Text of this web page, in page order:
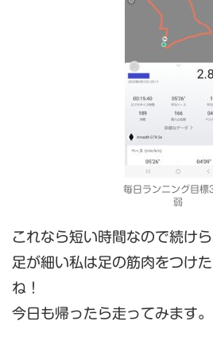
毎日ランニング目標
弱
これなら短い時間なので続け
足が細い私は足の筋肉をつけ
ね！
今日も帰ったら走ってみます。